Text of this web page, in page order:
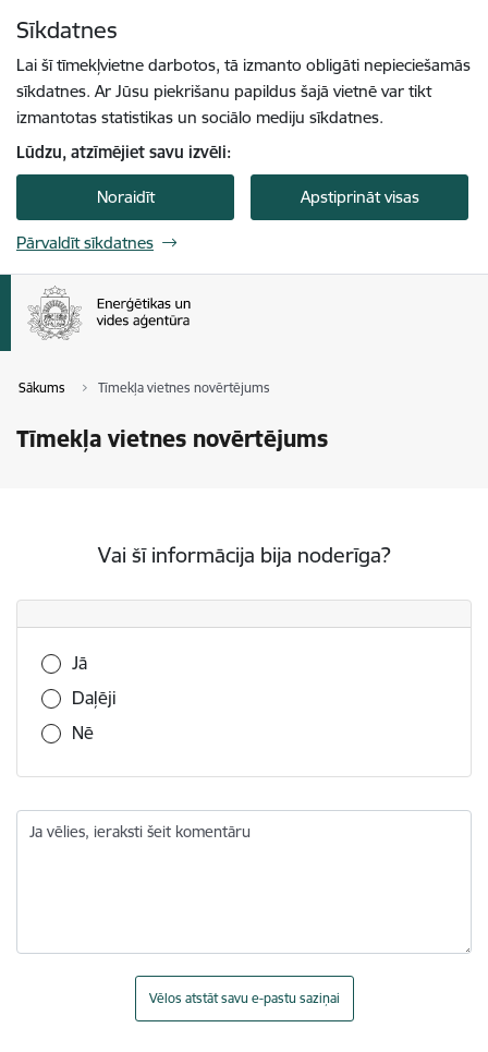
Sīkdatnes
Lai šī tīmekļvietne darbotos, tā izmanto obligāti nepieciešamās
sīkdatnes. Ar Jūsu piekrišanu papildus šajā vietnē var tikt
izmantotas statistikas un sociālo mediju sīkdatnes.
Lūdzu, atzīmējiet savu izvēli:
Noraidīt Apstiprināt visas
Pārvaldīt sīkdatnes
Sākums Tīmekļa vietnes novērtējums
Tīmekļa vietnes novērtējums
Vai šī informācija bija noderīga?
Vai šī informācija bija noderīga?
Jā
Daļēji
Nē
Ja vēlies, ieraksti šeit komentāru
Vēlos atstāt savu e-pastu saziņai